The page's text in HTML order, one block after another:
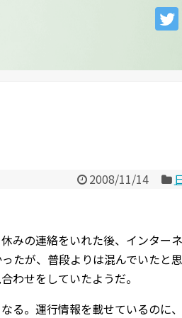
2008/11/14
みの連絡をいれた後、インター
たが、普段よりは混んでいたと
わせをしていたようだ。
る。運行情報を載せているのに